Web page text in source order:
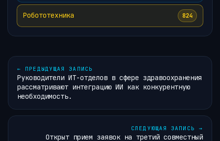
Робототехника 824
← ПРЕДЫДУЩАЯ ЗАПИСЬ
Руководители ИТ-отделов в сфере здравоохранения
рассматривают интеграцию ИИ как конкурентную
необходимость.
СЛЕДУЮЩАЯ ЗАПИСЬ →
Открыт прием заявок на третий совместный